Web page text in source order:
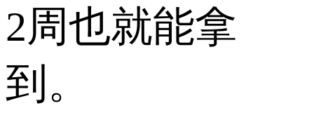
2周也就能拿
到。